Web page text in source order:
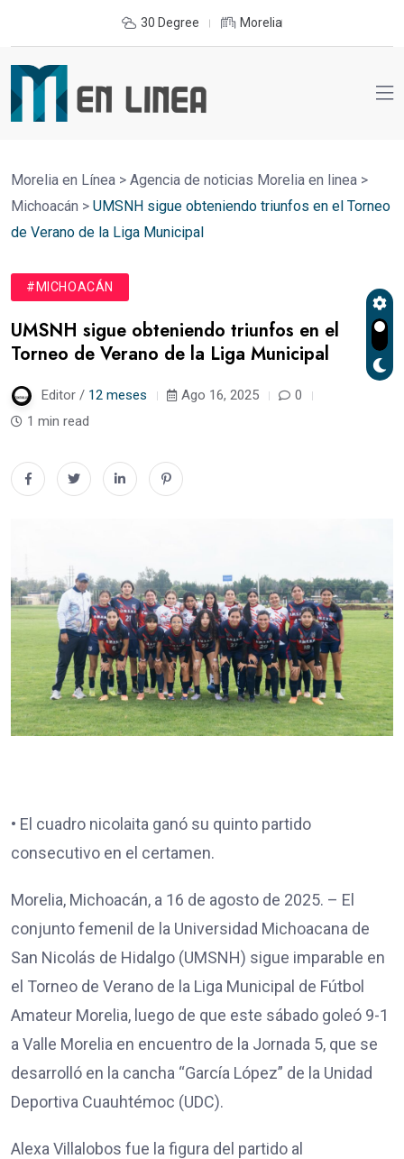
30 Degree Morelia
Morelia en Línea > Agencia de noticias Morelia en linea >
Michoacán > UMSNH sigue obteniendo triunfos en el Torneo
de Verano de la Liga Municipal
#MICHOACÁN
UMSNH sigue obteniendo triunfos en el
Torneo de Verano de la Liga Municipal
Editor / 12 meses Ago 16, 2025
0
1 min read
• El cuadro nicolaita ganó su quinto partido
consecutivo en el certamen.
Morelia, Michoacán, a 16 de agosto de 2025. – El
conjunto femenil de la Universidad Michoacana de
San Nicolás de Hidalgo (UMSNH) sigue imparable en
el Torneo de Verano de la Liga Municipal de Fútbol
Amateur Morelia, luego de que este sábado goleó 9-1
a Valle Morelia en encuentro de la Jornada 5, que se
desarrolló en la cancha “García López” de la Unidad
Deportiva Cuauhtémoc (UDC).
Alexa Villalobos fue la figura del partido al